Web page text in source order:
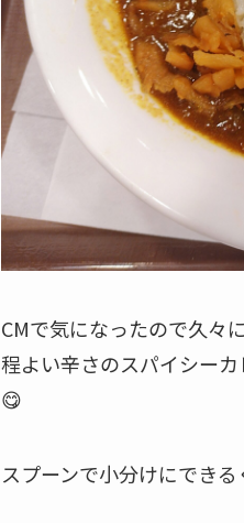
CMで気になったので久々
程よい辛さのスパイシー
😋
スプーンで小分けにでき